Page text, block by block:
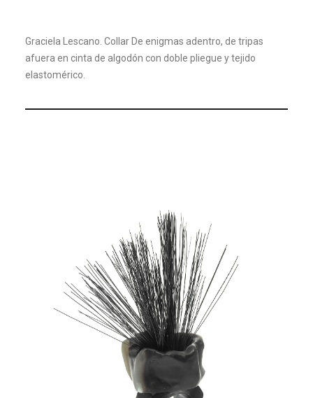
Graciela Lescano. Collar De enigmas adentro, de tripas
afuera en cinta de algodón con doble pliegue y tejido
elastomérico.